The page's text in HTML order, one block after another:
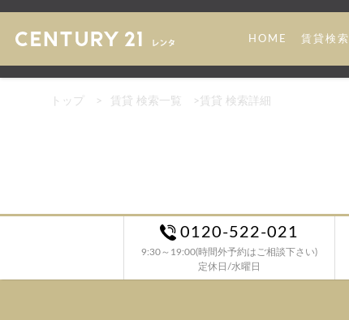
HOME 賃貸検索
トップ > 賃貸 検索一覧 >賃貸 検索詳細
0120-522-021
9:30～19:00(時間外予約はご相談下さい)
定休日/水曜日